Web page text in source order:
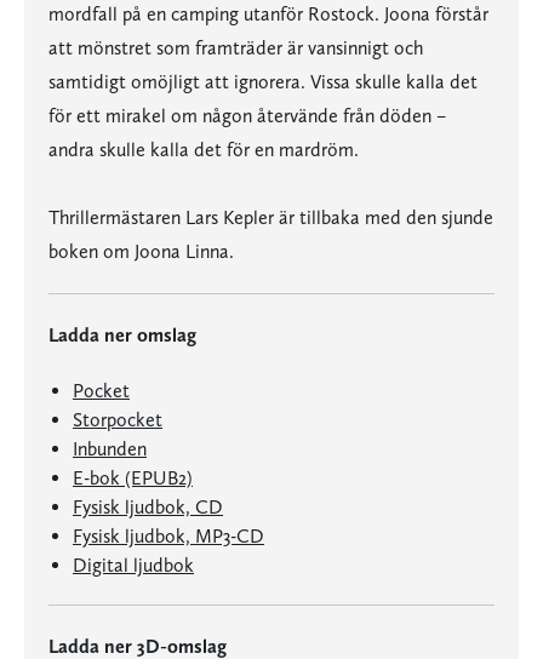
mordfall på en camping utanför Rostock. Joona förstår
att mönstret som framträder är vansinnigt och
samtidigt omöjligt att ignorera. Vissa skulle kalla det
för ett mirakel om någon återvände från döden –
andra skulle kalla det för en mardröm.
Thrillermästaren Lars Kepler är tillbaka med den sjunde
boken om Joona Linna.
Ladda ner omslag
Pocket
Storpocket
Inbunden
E-bok (EPUB2)
Fysisk ljudbok, CD
Fysisk ljudbok, MP3-CD
Digital ljudbok
Ladda ner 3D-omslag